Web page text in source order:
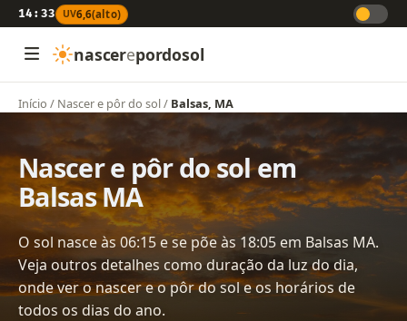
14:33 UV6,6(alto)
nascerepordosol
Início / Nascer e pôr do sol/ Balsas, MA
Nascer e pôr do sol em
Balsas MA
O sol nasce às 06:15 e se põe às 18:05 em Balsas MA.
Veja outros detalhes como duração da luz do dia,
onde ver o nascer e o pôr do sol e os horários de
todos os dias do ano.